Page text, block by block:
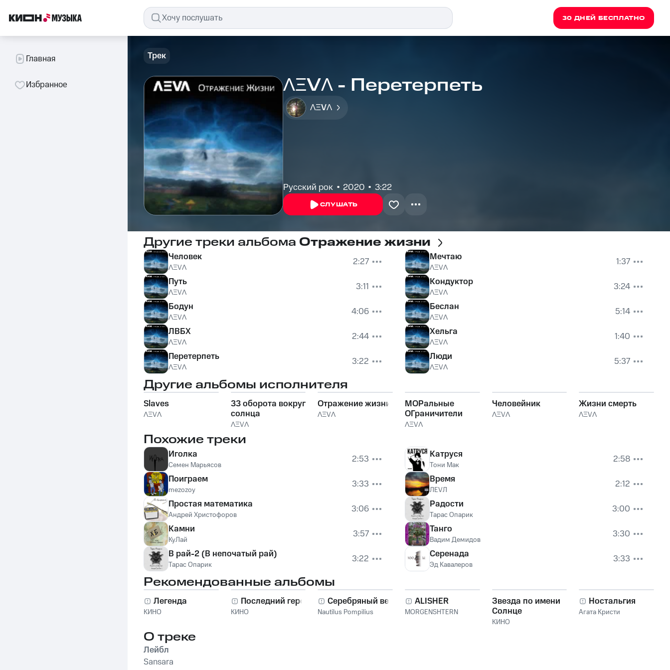
30 ДНЕЙ БЕСПЛАТНО
Главная
Избранное
Трек
ɅΞVɅ - Перетерпеть
ɅΞVɅ
Русский рок 2020 3:22
СЛУШАТЬ
Другие треки альбома Отражение жизни
Человек
ɅΞVɅ
2:27
Путь
ɅΞVɅ
3:11
Бодун
ɅΞVɅ
4:06
ЛВБХ
ɅΞVɅ
2:44
Перетерпеть
ɅΞVɅ 3:22
Мечтаю
ɅΞVɅ
1:37
Кондуктор
ɅΞVɅ
3:24
Беслан
ɅΞVɅ
5:14
Хельга
ɅΞVɅ
1:40
Люди
ɅΞVɅ 5:37
Другие альбомы исполнителя
Slaves
ɅΞVɅ
33 оборота вокруг
солнца
ɅΞVɅ
Отражение жизни
ɅΞVɅ
МОРальные
ОГраничители
ɅΞVɅ
Человейник
ɅΞVɅ
Жизни смерть
ɅΞVɅ
Похожие треки
Иголка
Семен Марьясов
2:53
Поиграем
mezozoy
3:33
Простая математика
Андрей Христофоров
3:06
Камни
КуЛай
3:57
В рай-2 (В непочатый рай)
Тарас Опарик 3:22
Катруся
Тони Мак
2:58
Время
ЛEVЛ
2:12
Радости
Тарас Опарик
3:00
Танго
Вадим Демидов
3:30
Серенада
Эд Кавалеров 3:33
Рекомендованные альбомы
Легенда
КИНО
Последний герой
КИНО
Серебряный век
Nautilus Pompilius
ALISHER
MORGENSHTERN
Звезда по имени
Солнце
КИНО
Ностальгия
Агата Кристи
О треке
Лейбл
Sansara